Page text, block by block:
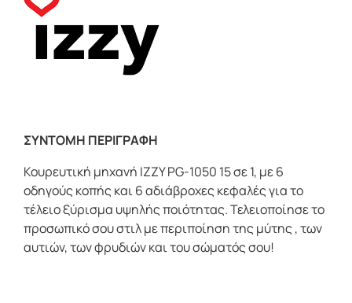
ΣΥΝΤΟΜΗ ΠΕΡΙΓΡΑΦΗ
Κουρευτική μηχανή ΙΖΖΥ PG-1050 15 σε 1, με 6
οδηγούς κοπής και 6 αδιάβροχες κεφαλές για το
τέλειο ξύρισμα υψηλής ποιότητας. Τελειοποίησε το
προσωπικό σου στιλ με περιποίηση της μύτης , των
αυτιών, των φρυδιών και του σώματός σου!